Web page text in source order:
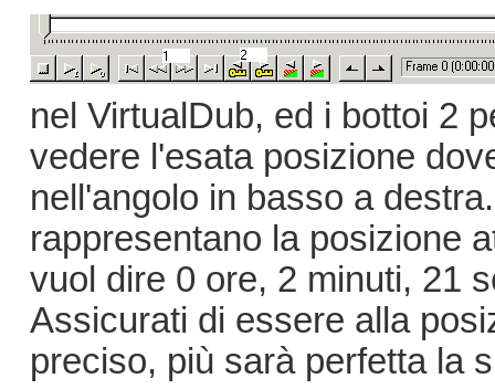
nel VirtualDub, ed i bottoi 2
vedere l'esata posizione
nell'angolo in basso a
rappresentano la posizione
vuol dire 0 ore, 2 minuti, 21
Assicurati di essere alla
preciso, più sarà perfetta la